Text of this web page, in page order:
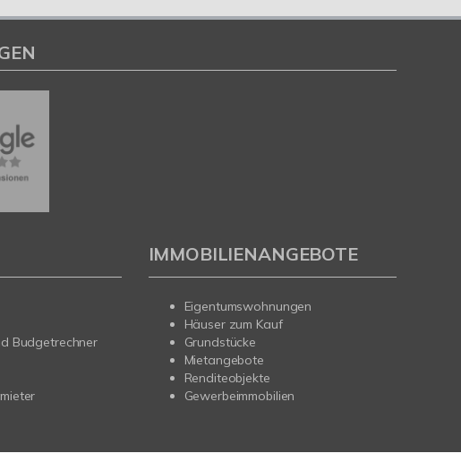
Budgetrechner
IMMOBILIENANGEBOTE
Eigentumswohnungen
Häuser zum Kauf
Grundstücke
Mietangebote
Renditeobjekte
Gewerbeimmobilien